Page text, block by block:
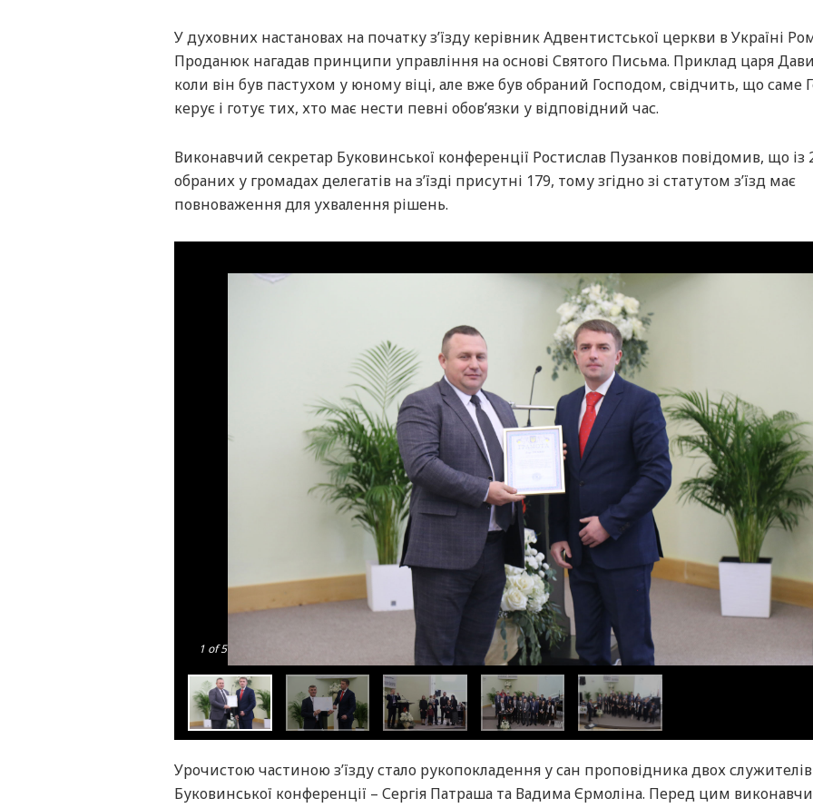
У духовних настановах на початку з’їзду керівник Адвентистської церкви в Україні
Проданюк нагадав принципи управління на основі Святого Письма. Приклад царя
коли він був пастухом у юному віці, але вже був обраний Господом, свідчить, що саме
керує і готує тих, хто має нести певні обов’язки у відповідний час.
Виконавчий секретар Буковинської конференції Ростислав Пузанков повідомив, що із
обраних у громадах делегатів на з’їзді присутні 179, тому згідно зі статутом з’їзд має
повноваження для ухвалення рішень.
1 of 5
Урочистою частиною з’їзду стало рукопокладення у сан проповідника двох служителів
Буковинської конференції – Сергія Патраша та Вадима Єрмоліна. Перед цим